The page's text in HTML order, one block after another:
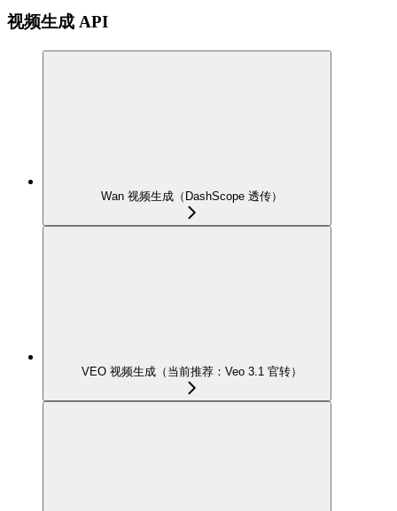
视频生成 API
Wan 视频生成（DashScope 透传）
VEO 视频生成（当前推荐：Veo 3.1 官转）